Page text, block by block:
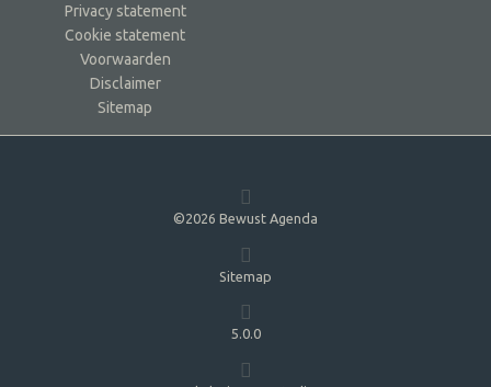
Privacy statement
Cookie statement
Voorwaarden
Disclaimer
Sitemap
©2026 Bewust Agenda
Sitemap
5.0.0